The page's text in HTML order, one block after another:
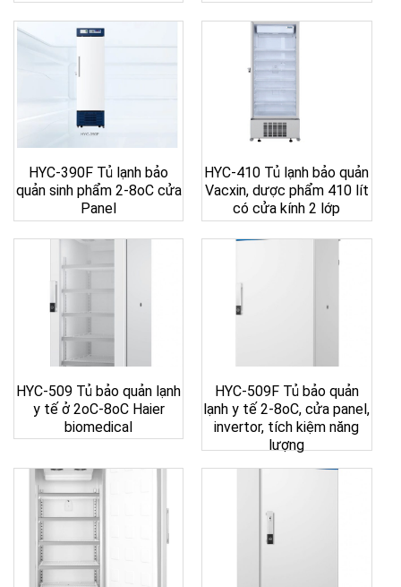
HYC-390F Tủ lạnh bảo
quản sinh phẩm 2-8oC cửa
Panel
HYC-410 Tủ lạnh bảo quản
Vacxin, dược phẩm 410 lít
có cửa kính 2 lớp
HYC-509 Tủ bảo quản lạnh
y tế ở 2oC-8oC Haier
biomedical
HYC-509F Tủ bảo quản
lạnh y tế 2-8oC, cửa panel,
invertor, tích kiệm năng
lượng